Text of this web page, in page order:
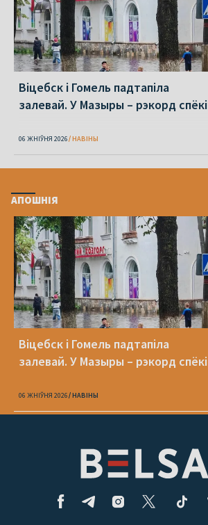
Віцебск і Гомель падтапіла
залевай. У Мазыры – рэкорд спёкі
06 ЖНІЎНЯ 2026 НАВІНЫ
АПОШНІЯ
Віцебск і Гомель падтапіла
залевай. У Мазыры – рэкорд спёкі
06 ЖНІЎНЯ 2026 НАВІНЫ